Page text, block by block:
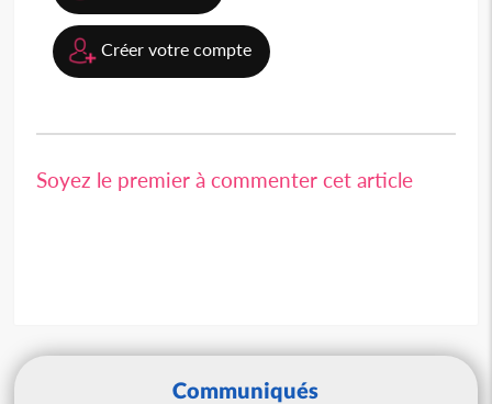
Créer votre compte
Soyez le premier à commenter cet article
Communiqués